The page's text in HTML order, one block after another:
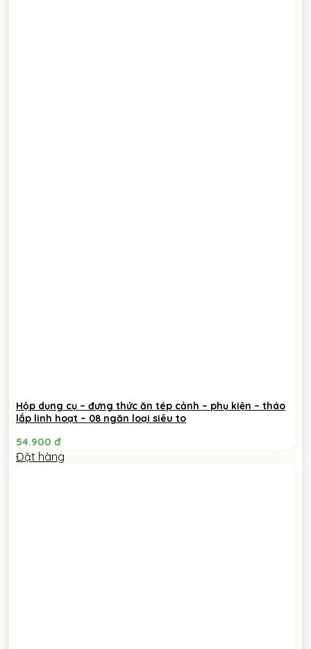
Hộp dụng cụ – đựng thức ăn tép cảnh – phụ kiện – tháo
lắp linh hoạt – 08 ngăn loại siêu to
54.900 đ
Đặt hàng